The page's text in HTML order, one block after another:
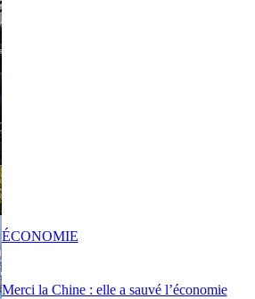
Merci la Chine : elle a sauvé l’économie
ÉCONOMIE